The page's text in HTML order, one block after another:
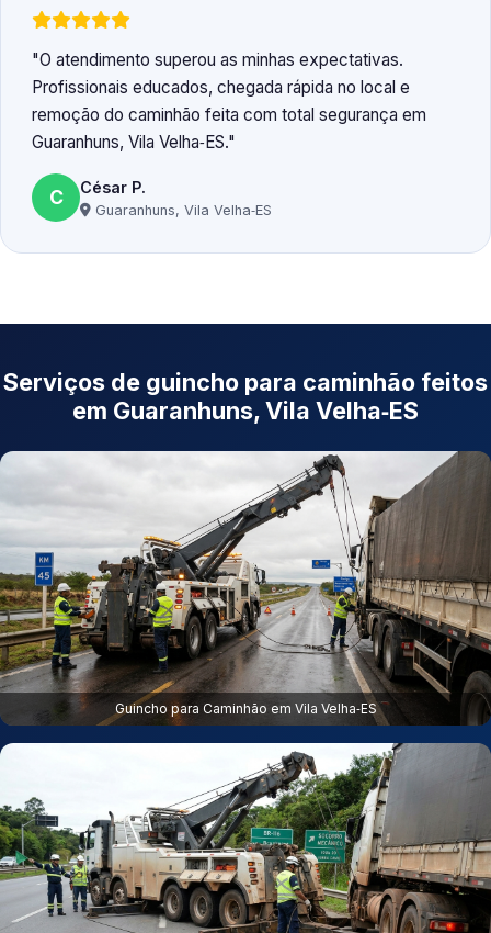
O atendimento superou as minhas expectativas.
Profissionais educados, chegada rápida no local e
remoção do caminhão feita com total segurança em
Guaranhuns, Vila Velha‑ES.
C César P.
Guaranhuns, Vila Velha‑ES
Serviços de guincho para caminhão feitos
em Guaranhuns, Vila Velha‑ES
Guincho para Caminhão em Vila Velha‑ES